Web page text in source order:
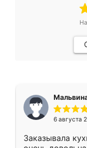
6 августа
Заказывала